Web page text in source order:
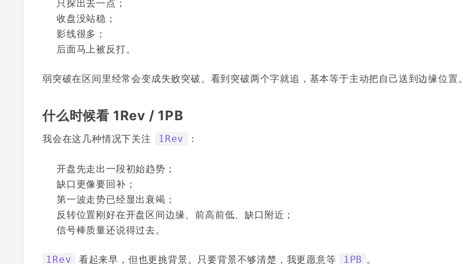
只探出去一点；
收盘没站稳；
影线很多；
后面马上被反打。
弱突破在区间里经常会变成失败突破。看到突破两个字就追，基本等于主动把自己送到边缘位置。
什么时候看 1Rev / 1PB
我会在这几种情况下关注 1Rev ：
开盘先走出一段初始趋势；
缺口更像要回补；
第一波走势已经显出衰竭；
反转位置刚好在开盘区间边缘、前高前低、缺口附近；
信号棒质量还说得过去。
1Rev 看起来早，但也更挑背景。只要背景不够清楚，我更愿意等 1PB 。